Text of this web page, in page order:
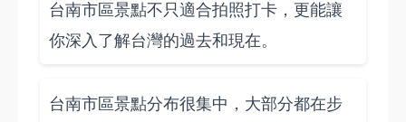
台南市區景點不只適合拍照打卡，更能讓
你深入了解台灣的過去和現在。
台南市區景點分布很集中，大部分都在步